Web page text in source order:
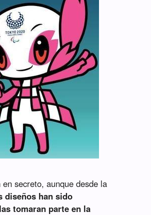
secreto, aunque desde la
diseños han sido
tomaran parte en la